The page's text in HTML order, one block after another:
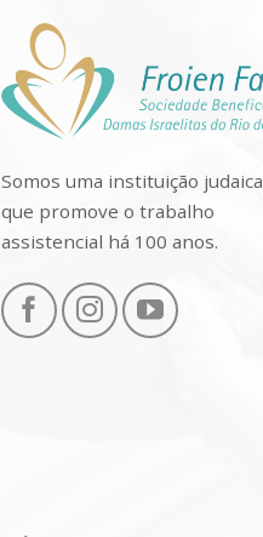
Somos uma instituição judaica
que promove o trabalho
assistencial há 100 anos.